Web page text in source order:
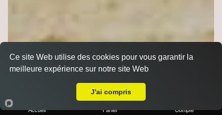
Accueil Panier Compte
Ce site Web utilise des cookies pour vous garantir la
meilleure expérience sur notre site Web
J'ai compris